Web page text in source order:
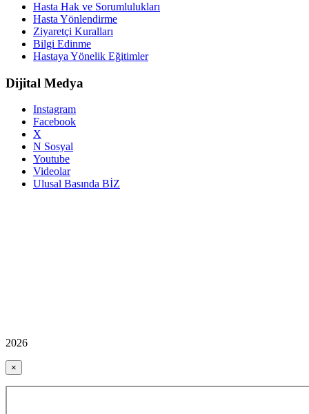
Hasta Hak ve Sorumlulukları
Hasta Yönlendirme
Ziyaretçi Kuralları
Bilgi Edinme
Hastaya Yönelik Eğitimler
Dijital Medya
Instagram
Facebook
X
N Sosyal
Youtube
Videolar
Ulusal Basında BİZ
2026
×